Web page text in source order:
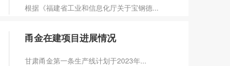
根据《福建省工业和信息化厅关于宝钢德...
甬金在建项目进展情况
甘肃甬金第一条生产线计划于2023年...